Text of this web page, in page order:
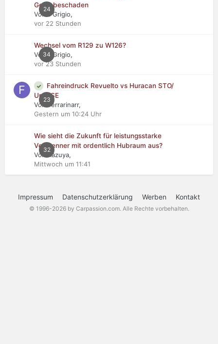
24
Getriebeschaden
Von Il Grigio,
vor 22 Stunden
34
Wechsel vom R129 zu W126?
Von Il Grigio,
vor 23 Stunden
23
Fahreindruck Revuelto vs Huracan STO/
Urus SE
Von Ferrarinarr,
Gestern um 10:24 Uhr
32
Wie sieht die Zukunft für leistungsstarke
Verbrenner mit ordentlich Hubraum aus?
Von Kazuya,
Mittwoch um 11:41
Impressum Datenschutzerklärung Werben Kontakt
© 1996-2026 by Carpassion.com. Alle Rechte vorbehalten.